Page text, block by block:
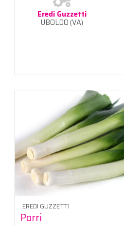
Eredi Guzzetti
UBOLDO (VA)
EREDI GUZZETTI
Porri